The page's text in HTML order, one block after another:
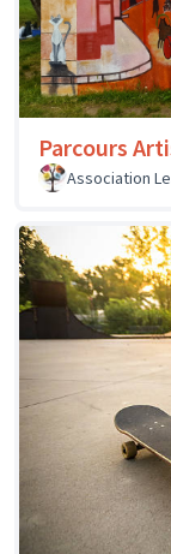
Parcours
Association